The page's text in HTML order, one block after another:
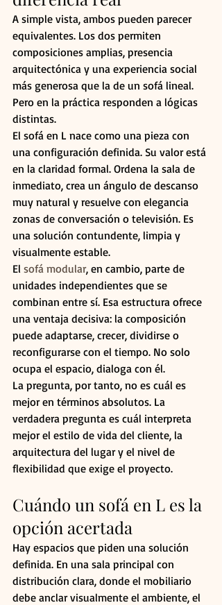
A simple vista, ambos pueden parecer
equivalentes. Los dos permiten
composiciones amplias, presencia
arquitectónica y una experiencia social
más generosa que la de un sofá lineal.
Pero en la práctica responden a lógicas
distintas.
El sofá en L nace como una pieza con
una configuración definida. Su valor está
en la claridad formal. Ordena la sala de
inmediato, crea un ángulo de descanso
muy natural y resuelve con elegancia
zonas de conversación o televisión. Es
una solución contundente, limpia y
visualmente estable.
El sofá modular, en cambio, parte de
unidades independientes que se
combinan entre sí. Esa estructura ofrece
una ventaja decisiva: la composición
puede adaptarse, crecer, dividirse o
reconfigurarse con el tiempo. No solo
ocupa el espacio, dialoga con él.
La pregunta, por tanto, no es cuál es
mejor en términos absolutos. La
verdadera pregunta es cuál interpreta
mejor el estilo de vida del cliente, la
arquitectura del lugar y el nivel de
flexibilidad que exige el proyecto.
Cuándo un sofá en L es la
opción acertada
Hay espacios que piden una solución
definida. En una sala principal con
distribución clara, donde el mobiliario
debe anclar visualmente el ambiente, el